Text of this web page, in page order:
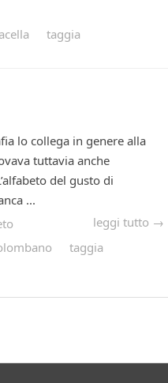
taggia
lo collega in genere alla
tuttavia anche
del gusto di
...
leggi tutto →
taggia